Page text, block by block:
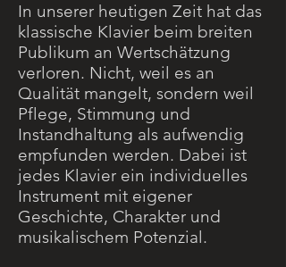
In unserer heutigen Zeit hat das
klassische Klavier beim breiten
Publikum an Wertschätzung
verloren. Nicht, weil es an
Qualität mangelt, sondern weil
Pflege, Stimmung und
Instandhaltung als aufwendig
empfunden werden. Dabei ist
jedes Klavier ein individuelles
Instrument mit eigener
Geschichte, Charakter und
musikalischem Potenzial.